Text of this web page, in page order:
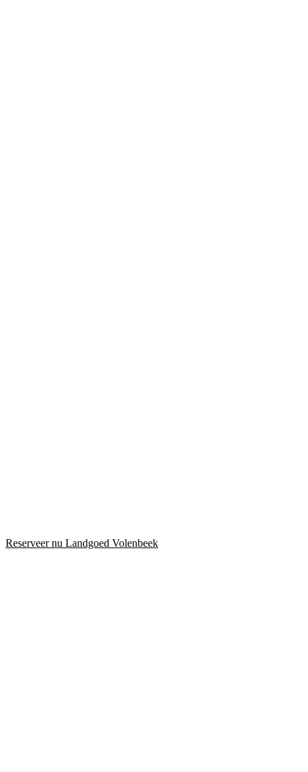
Reserveer nu Landgoed Volenbeek